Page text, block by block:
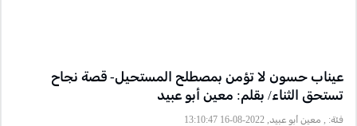
عيناب حسون لا تؤمن بمصطلح المستحيل- قصة نجاح
تستحق الثناء/ بقلم: معين أبو عبيد
فئة: , معين أبو عبيد, 2022-08-16 13:10:47